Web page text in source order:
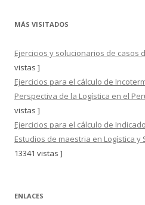
MÁS VISITADOS
Ejercicios y solucionarios de casos
vistas ]
Ejercicios para el cálculo de
Perspectiva de la Logística en el
vistas ]
Ejercicios para el cálculo de
Estudios de maestria en Logística y
13341 vistas ]
ENLACES